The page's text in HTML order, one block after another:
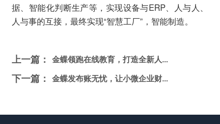
据、智能化判断生产等，实现设备与ERP、人与人、
人与事的互接，最终实现“智慧工厂”，智能制造。
上一篇： 金蝶领跑在线教育，打造全新人...
下一篇： 金蝶发布账无忧，让小微企业财...